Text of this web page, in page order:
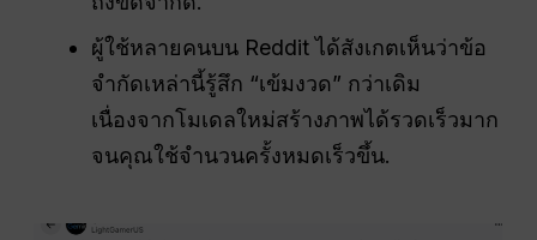
ผู้ใช้หลายคนบน Reddit ได้สังเกตเห็นว่าข้อ
จำกัดเหล่านี้รู้สึก “เข้มงวด” กว่าเดิม
เนื่องจากโมเดลใหม่สร้างภาพได้รวดเร็วมาก
จนคุณใช้จำนวนครั้งหมดเร็วขึ้น.